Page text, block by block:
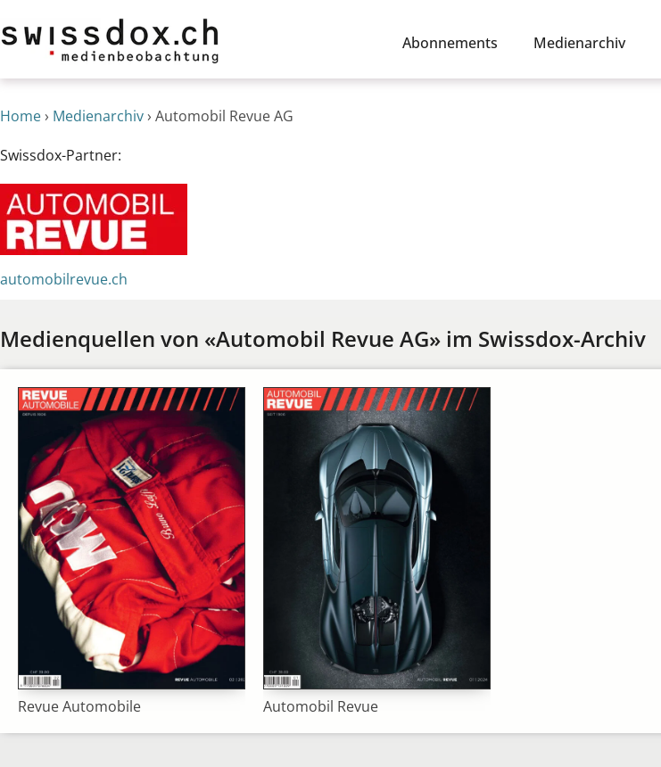
Abonnements Medienarchiv
Home› Medienarchiv› Automobil Revue AG
Swissdox-Partner:
automobilrevue.ch
Medienquellen von «Automobil Revue AG» im Swissdox-Archiv
Revue Automobile Automobil Revue